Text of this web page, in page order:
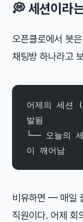
💭 세션이라
오픈클로에서 봇
채팅방 하나라고
어제의 세션
발됨
└── 오늘의
이 깨어남
비유하면 — 매일
직원이다. 어제 회